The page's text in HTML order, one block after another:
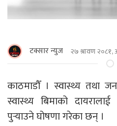
टक्सार न्युज २७ श्रावण २०८१,
काठमाडाैँ । स्वास्थ्य तथा
स्वास्थ्य बिमाको
पुर्‍याउने घोषणा गरेका छन् ।